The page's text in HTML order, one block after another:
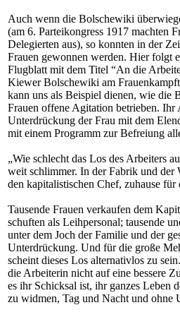
Auch wenn die Bolschewiki
(am 6. Parteikongress 1917 machten
Delegierten aus), so konnten in der
Frauen gewonnen werden. Hier folgt
Flugblatt mit dem Titel “An die
Kiewer Bolschewiki am
kann uns als Beispiel dienen, wie die
Frauen offene Agitation betrieben.
Unterdrückung der Frau mit dem
mit einem Programm zur Befreiung
„Wie schlecht das Los des Arbeiters
weit schlimmer. In der Fabrik und der
den kapitalistischen Chef, zuhause für
Tausende Frauen verkaufen dem
schuften als Leihpersonal; tausende
unter dem Joch der Familie und der
Unterdrückung. Und für die große
scheint dieses Los alternativlos zu
die Arbeiterin nicht auf eine bessere
es ihr Schicksal ist, ihr ganzes Leben
zu widmen, Tag und Nacht und ohne